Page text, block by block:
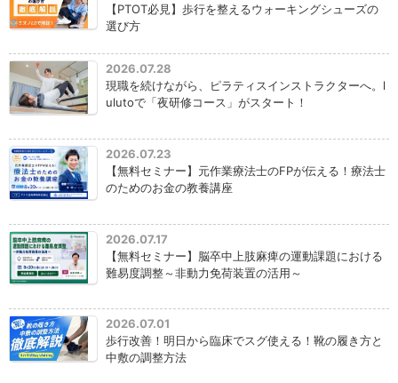
【PTOT必見】歩行を整えるウォーキングシューズの
選び方
2026.07.28
現職を続けながら、ピラティスインストラクターへ。l
ulutoで「夜研修コース」がスタート！
2026.07.23
【無料セミナー】元作業療法士のFPが伝える！療法士
のためのお金の教養講座
2026.07.17
【無料セミナー】脳卒中上肢麻痺の運動課題における
難易度調整～非動力免荷装置の活用～
2026.07.01
歩行改善！明日から臨床でスグ使える！靴の履き方と
中敷の調整方法